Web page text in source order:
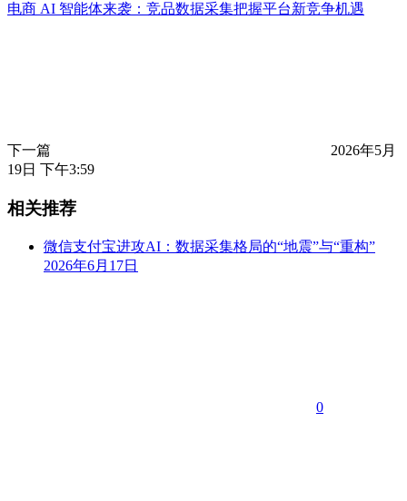
电商 AI 智能体来袭：竞品数据采集把握平台新竞争机遇
下一篇
2026年5月
19日 下午3:59
相关推荐
微信支付宝进攻AI：数据采集格局的“地震”与“重构”
2026年6月17日
0